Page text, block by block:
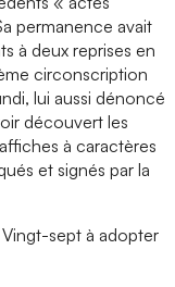
permanence avait
à deux reprises en
circonscription
lui aussi dénoncé
découvert les
à caractères
et signés par la
sept à adopter